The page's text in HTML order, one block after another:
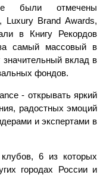
были отмечены
Luxury Brand Awards,
в Книгу Рекордов
самый массовый в
значительный вклад в
фондов.
- открывать яркий
радостных эмоций
и экспертами в
6 из которых
городах России и